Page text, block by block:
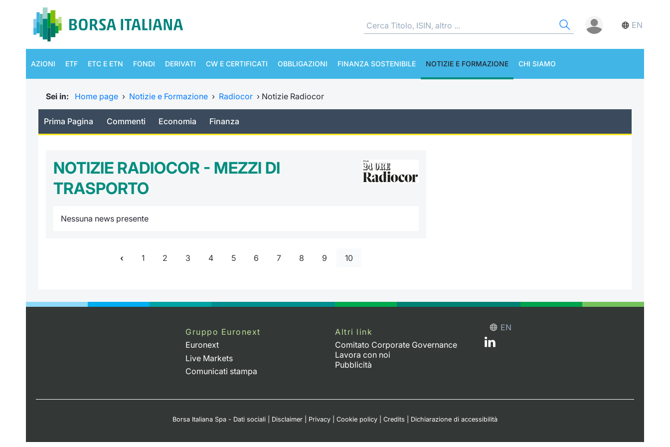
EN
AZIONI ETF ETC E ETN FONDI DERIVATI CW E CERTIFICATI OBBLIGAZIONI FINANZA SOSTENIBILE NOTIZIE E FORMAZIONE CHI SIAMO
Sei in: Home page › Notizie e Formazione › Radiocor › Notizie Radiocor
Prima Pagina Commenti Economia Finanza
NOTIZIE RADIOCOR - MEZZI DI
TRASPORTO
Nessuna news presente
1 2 3 4 5 6 7 8 9 10
Gruppo Euronext
Euronext
Live Markets
Comunicati stampa
Altri link
Comitato Corporate Governance
Lavora con noi
Pubblicità
EN
Borsa Italiana Spa - Dati sociali Disclaimer Privacy Cookie policy Credits Dichiarazione di accessibilità